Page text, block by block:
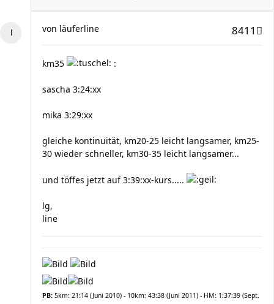
8411
von läuferline
km35 :
sascha 3:24:xx
mika 3:29:xx
gleiche kontinuität, km20-25 leicht langsamer, km25-
30 wieder schneller, km30-35 leicht langsamer...
und töffes jetzt auf 3:39:xx-kurs.....
lg,
line
PB: 5km: 21:14 (Juni 2010) - 10km: 43:38 (Juni 2011) - HM: 1:37:39 (Sept.